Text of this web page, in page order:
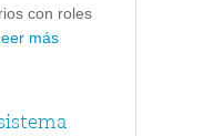
con roles
más